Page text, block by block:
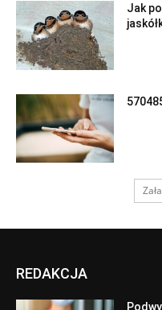
Jak
REDAKCJA